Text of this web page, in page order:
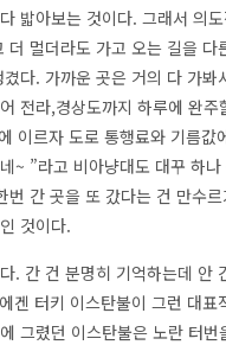
밟아보는 것이다. 그래서 의
더 멀더라도 가고 오는 길을 다
다. 가까운 곳은 거의 다 가봐
전라,경상도까지 하루에 완주
이르자 도로 통행료와 기름값
~ ”라고 비아냥대도 대꾸 하
번 간 곳을 또 갔다는 건 만수
것이다.
. 간 건 분명히 기억하는데 안
겐 터키 이스탄불이 그런 대표
그렸던 이스탄불은 노란 터번